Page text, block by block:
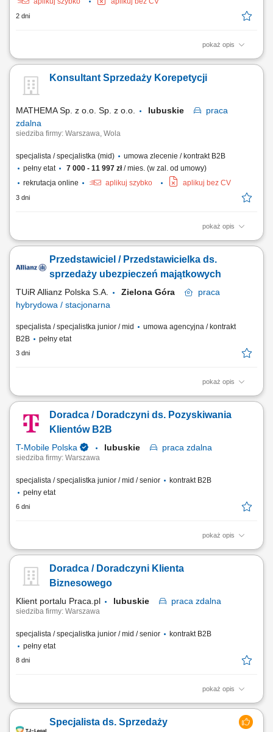
2 dni
pokaż opis
Twój zakres obowiązków: Telefoniczna obsługa klientów polskich;
nami na rozmowy przez naszą stronę www; zawieranie umów z
klientami na realizację naszych usług; nadzorowanie płatności;
Konsultant Sprzedaży Korepetycji
MATHEMA Sp. z o.o. Sp. z o.o. lubuskie
praca
zdalna
siedziba firmy: Warszawa, Wola
specjalista / specjalistka (mid)
umowa zlecenie / kontrakt B2B
pełny etat
7 000 - 11 997 zł/ mies. (w zal. od umowy)
rekrutacja online
aplikuj szybko aplikuj bez CV
3 dni
pokaż opis
Opis stanowiska: Zapewniamy ciepłą bazę klientów – zainteresowani
klientów, wykonujemy połączenia przez IP-telefon i zapisujemy
wszystkie działania. Kontakt z rodzicem (telefon/SMS), analiza potrzeb
Przedstawiciel / Przedstawicielka ds.
sprzedaży ubezpieczeń majątkowych
TUiR Allianz Polska S.A. Zielona Góra
praca
hybrydowa / stacjonarna
specjalista / specjalistka junior / mid
umowa agencyjna / kontrakt
B2B
pełny etat
3 dni
pokaż opis
Zakres obowiązków: Budowanie i rozwijanie relacji z klientami; Analiza
Prowadzenie spotkań online i stacjonarnych; Rozwijanie własnego
portfela klientów; Aktywne pozyskiwanie nowych kontaktów
Doradca / Doradczyni ds. Pozyskiwania
Klientów B2B
T-Mobile Polska lubuskie praca zdalna
siedziba firmy: Warszawa
specjalista / specjalistka junior / mid / senior
kontrakt B2B
pełny etat
6 dni
pokaż opis
Zadania, które na Ciebie czekają: Aktywne pozyskiwanie nowych
odpowiedzialnych za decyzje zakupowe; Prowadzenie rozmów
handlowych, spotkań oraz negocjacji z klientami; Identyfikacja potrzeb
Doradca / Doradczyni Klienta
Biznesowego
Klient portalu Praca.pl lubuskie praca zdalna
siedziba firmy: Warszawa
specjalista / specjalistka junior / mid / senior
kontrakt B2B
pełny etat
8 dni
pokaż opis
Aktywne pozyskiwanie nowych klientów z sektora MŚP. Budowanie
relacji z właścicielami firm i osobami decyzyjnymi. Prowadzenie spotkań
handlowych, prezentacji oraz negocjacji biznesowych. Analiza potrzeb
Specjalista ds. Sprzedaży